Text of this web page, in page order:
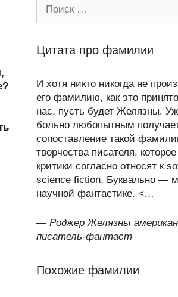
Цитата про фамилии
И хотя никто никогда не
его фамилию, как это
нас, пусть будет Желязны. Уж
больно любопытным
сопоставление такой
творчества писателя, которое
критики согласно относят к
science fiction. Буквально —
научной фантастике. <…
— Роджер Желязны
писатель-фантаст
Похожие фамилии